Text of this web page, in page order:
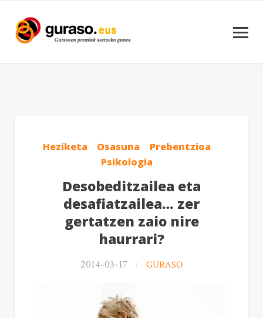
Heziketa Osasuna
Prebentzioa
Psikologia
Desobeditzailea eta
desafiatzailea… zer
gertatzen zaio nire
haurrari?
2014-03-17 GURASO